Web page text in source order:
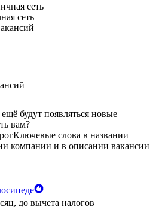
сеть
будут появляться новые
вам?
Ключевые слова в названии
компании и в описании вакансии
до вычета налогов